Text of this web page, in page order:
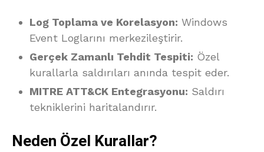
Log Toplama ve Korelasyon: Windows
Event Loglarını merkezileştirir.
Gerçek Zamanlı Tehdit Tespiti: Özel
kurallarla saldırıları anında tespit eder.
MITRE ATT&CK Entegrasyonu: Saldırı
tekniklerini haritalandırır.
Neden Özel Kurallar?